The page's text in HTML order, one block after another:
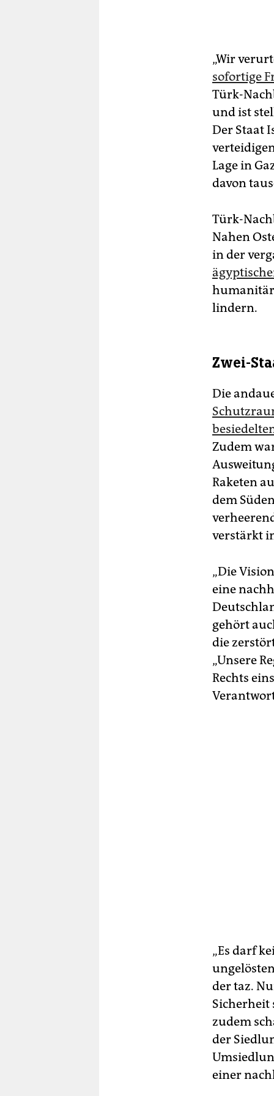
„Wir
sofortige
Türk-
und ist
Der Staat
Lage in
davon
Türk-
Nahen
in der
lindern.
Zwei-
Die
Zudem
Raketen
dem
verstärkt
„Die
eine
gehört
die
„Unsere
Rechts
„Es darf
der taz.
Sicherheit
zudem
der
einer